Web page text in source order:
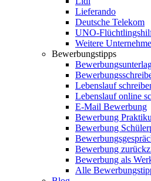
Lieferando
Deutsche Telekom
UNO-
Weitere
Bewerbungstipps
Lebenslauf
Lebenslauf online
E-Mail Bewerbung
Bewerbung
Bewerbung
Bewerbung
Bewerbung als
Alle